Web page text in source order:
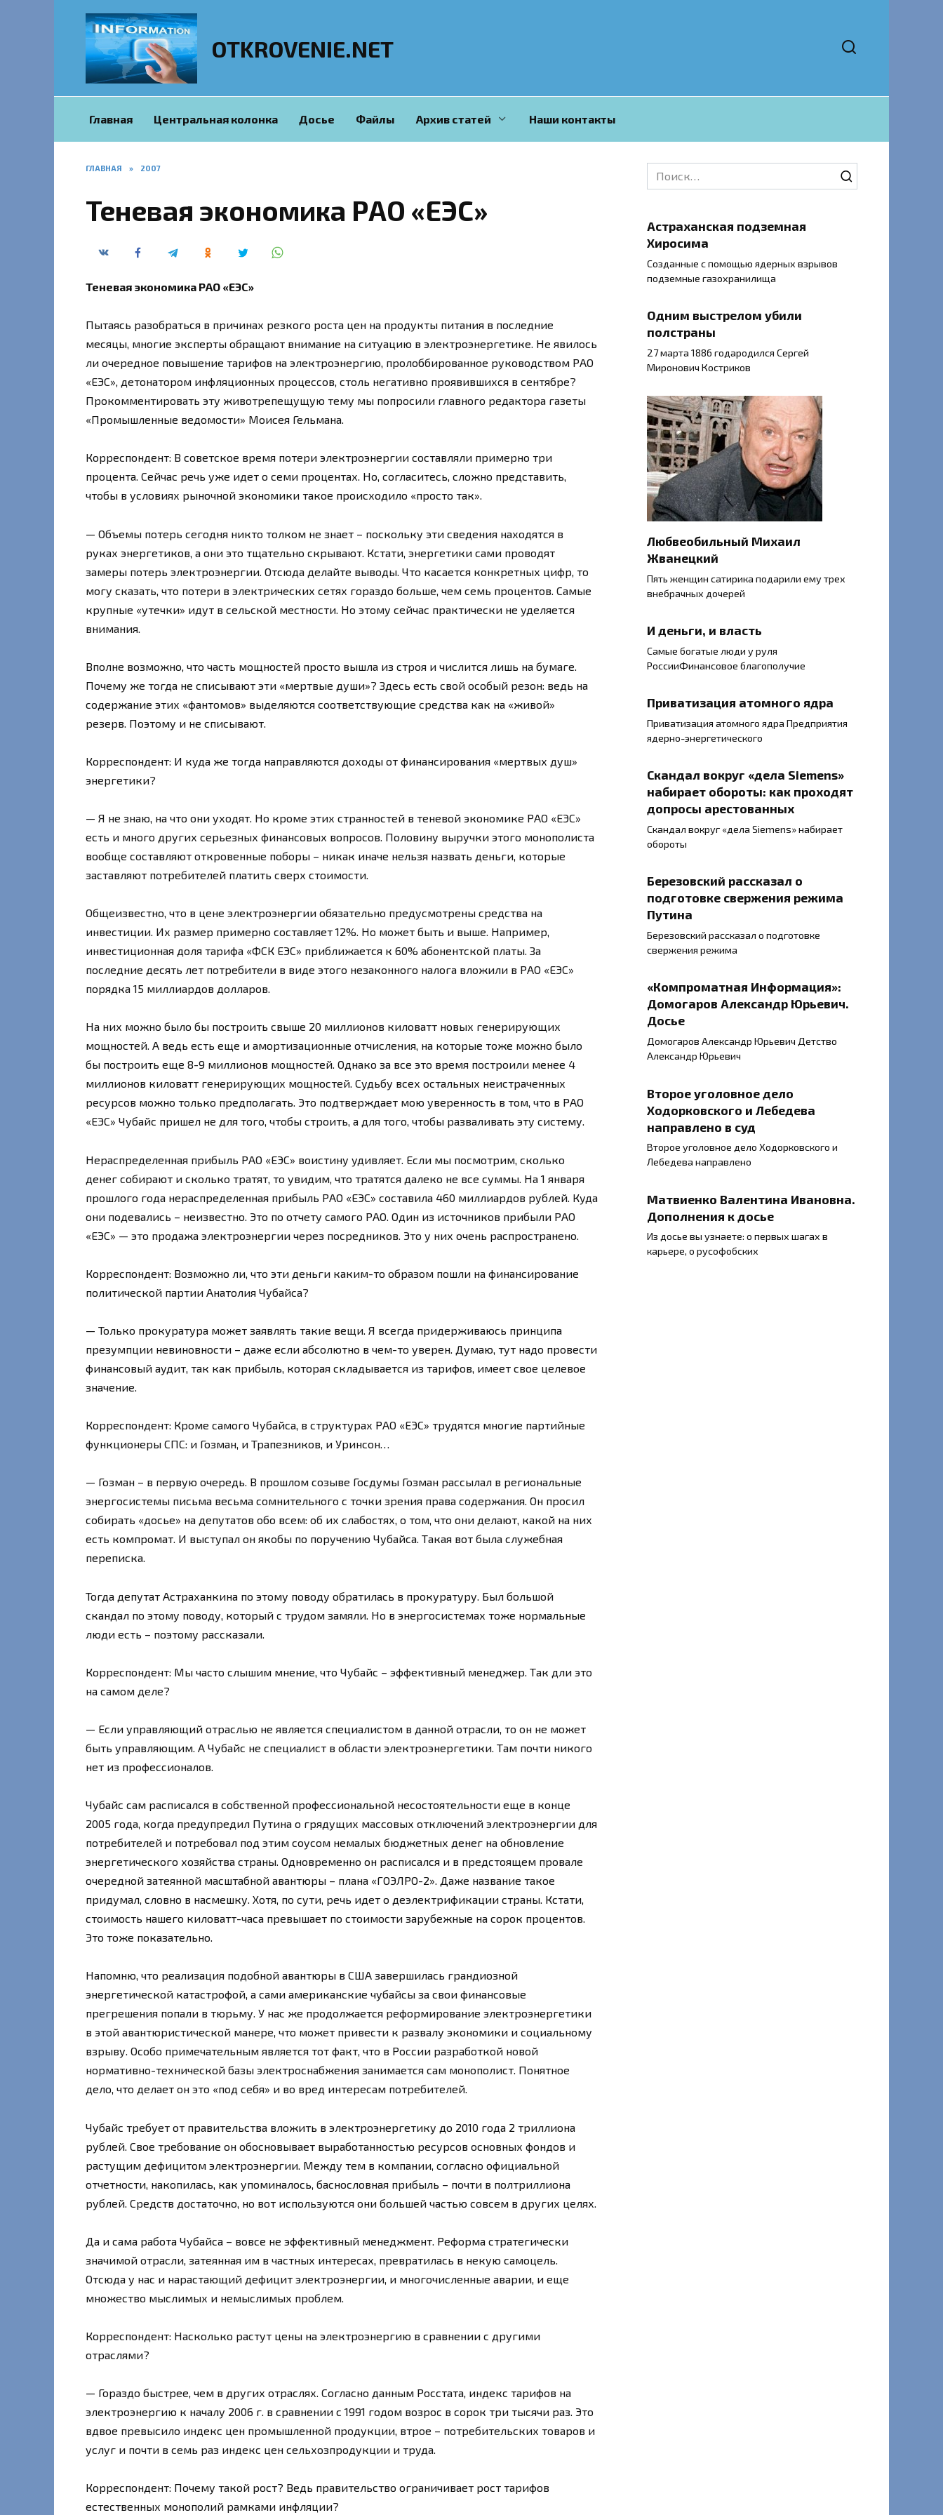
OTKROVENIE.NET
Главная Центральная колонка Досье Файлы Архив статей Наши контакты
ГЛАВНАЯ » 2007
Теневая экономика РАО «ЕЭС»
Теневая экономика РАО «ЕЭС»
Пытаясь разобраться в причинах резкого роста цен на продукты питания в последние
месяцы, многие эксперты обращают внимание на ситуацию в электроэнергетике. Не явилось
ли очередное повышение тарифов на электроэнергию, пролоббированное руководством РАО
«ЕЭС», детонатором инфляционных процессов, столь негативно проявившихся в сентябре?
Прокомментировать эту животрепещущую тему мы попросили главного редактора газеты
«Промышленные ведомости» Моисея Гельмана.
Корреспондент: В советское время потери электроэнергии составляли примерно три
процента. Сейчас речь уже идет о семи процентах. Но, согласитесь, сложно представить,
чтобы в условиях рыночной экономики такое происходило «просто так».
— Объемы потерь сегодня никто толком не знает – поскольку эти сведения находятся в
руках энергетиков, а они это тщательно скрывают. Кстати, энергетики сами проводят
замеры потерь электроэнергии. Отсюда делайте выводы. Что касается конкретных цифр, то
могу сказать, что потери в электрических сетях гораздо больше, чем семь процентов. Самые
крупные «утечки» идут в сельской местности. Но этому сейчас практически не уделяется
внимания.
Вполне возможно, что часть мощностей просто вышла из строя и числится лишь на бумаге.
Почему же тогда не списывают эти «мертвые души»? Здесь есть свой особый резон: ведь на
содержание этих «фантомов» выделяются соответствующие средства как на «живой»
резерв. Поэтому и не списывают.
Корреспондент: И куда же тогда направляются доходы от финансирования «мертвых душ»
энергетики?
— Я не знаю, на что они уходят. Но кроме этих странностей в теневой экономике РАО «ЕЭС»
есть и много других серьезных финансовых вопросов. Половину выручки этого монополиста
вообще составляют откровенные поборы – никак иначе нельзя назвать деньги, которые
заставляют потребителей платить сверх стоимости.
Общеизвестно, что в цене электроэнергии обязательно предусмотрены средства на
инвестиции. Их размер примерно составляет 12%. Но может быть и выше. Например,
инвестиционная доля тарифа «ФСК ЕЭС» приближается к 60% абонентской платы. За
последние десять лет потребители в виде этого незаконного налога вложили в РАО «ЕЭС»
порядка 15 миллиардов долларов.
На них можно было бы построить свыше 20 миллионов киловатт новых генерирующих
мощностей. А ведь есть еще и амортизационные отчисления, на которые тоже можно было
бы построить еще 8-9 миллионов мощностей. Однако за все это время построили менее 4
миллионов киловатт генерирующих мощностей. Судьбу всех остальных неистраченных
ресурсов можно только предполагать. Это подтверждает мою уверенность в том, что в РАО
«ЕЭС» Чубайс пришел не для того, чтобы строить, а для того, чтобы разваливать эту систему.
Нераспределенная прибыль РАО «ЕЭС» воистину удивляет. Если мы посмотрим, сколько
денег собирают и сколько тратят, то увидим, что тратятся далеко не все суммы. На 1 января
прошлого года нераспределенная прибыль РАО «ЕЭС» составила 460 миллиардов рублей. Куда
они подевались – неизвестно. Это по отчету самого РАО. Один из источников прибыли РАО
«ЕЭС» — это продажа электроэнергии через посредников. Это у них очень распространено.
Корреспондент: Возможно ли, что эти деньги каким-то образом пошли на финансирование
политической партии Анатолия Чубайса?
— Только прокуратура может заявлять такие вещи. Я всегда придерживаюсь принципа
презумпции невиновности – даже если абсолютно в чем-то уверен. Думаю, тут надо провести
финансовый аудит, так как прибыль, которая складывается из тарифов, имеет свое целевое
значение.
Корреспондент: Кроме самого Чубайса, в структурах РАО «ЕЭС» трудятся многие партийные
функционеры СПС: и Гозман, и Трапезников, и Уринсон…
— Гозман – в первую очередь. В прошлом созыве Госдумы Гозман рассылал в региональные
энергосистемы письма весьма сомнительного с точки зрения права содержания. Он просил
собирать «досье» на депутатов обо всем: об их слабостях, о том, что они делают, какой на них
есть компромат. И выступал он якобы по поручению Чубайса. Такая вот была служебная
переписка.
Тогда депутат Астраханкина по этому поводу обратилась в прокуратуру. Был большой
скандал по этому поводу, который с трудом замяли. Но в энергосистемах тоже нормальные
люди есть – поэтому рассказали.
Корреспондент: Мы часто слышим мнение, что Чубайс – эффективный менеджер. Так дли это
на самом деле?
— Если управляющий отраслью не является специалистом в данной отрасли, то он не может
быть управляющим. А Чубайс не специалист в области электроэнергетики. Там почти никого
нет из профессионалов.
Чубайс сам расписался в собственной профессиональной несостоятельности еще в конце
2005 года, когда предупредил Путина о грядущих массовых отключений электроэнергии для
потребителей и потребовал под этим соусом немалых бюджетных денег на обновление
энергетического хозяйства страны. Одновременно он расписался и в предстоящем провале
очередной затеянной масштабной авантюры – плана «ГОЭЛРО-2». Даже название такое
придумал, словно в насмешку. Хотя, по сути, речь идет о деэлектрификации страны. Кстати,
стоимость нашего киловатт-часа превышает по стоимости зарубежные на сорок процентов.
Это тоже показательно.
Напомню, что реализация подобной авантюры в США завершилась грандиозной
энергетической катастрофой, а сами американские чубайсы за свои финансовые
прегрешения попали в тюрьму. У нас же продолжается реформирование электроэнергетики
в этой авантюристической манере, что может привести к развалу экономики и социальному
взрыву. Особо примечательным является тот факт, что в России разработкой новой
нормативно-технической базы электроснабжения занимается сам монополист. Понятное
дело, что делает он это «под себя» и во вред интересам потребителей.
Чубайс требует от правительства вложить в электроэнергетику до 2010 года 2 триллиона
рублей. Свое требование он обосновывает выработанностью ресурсов основных фондов и
растущим дефицитом электроэнергии. Между тем в компании, согласно официальной
отчетности, накопилась, как упоминалось, баснословная прибыль – почти в полтриллиона
рублей. Средств достаточно, но вот используются они большей частью совсем в других целях.
Да и сама работа Чубайса – вовсе не эффективный менеджмент. Реформа стратегически
значимой отрасли, затеянная им в частных интересах, превратилась в некую самоцель.
Отсюда у нас и нарастающий дефицит электроэнергии, и многочисленные аварии, и еще
множество мыслимых и немыслимых проблем.
Корреспондент: Насколько растут цены на электроэнергию в сравнении с другими
отраслями?
— Гораздо быстрее, чем в других отраслях. Согласно данным Росстата, индекс тарифов на
электроэнергию к началу 2006 г. в сравнении с 1991 годом возрос в сорок три тысячи раз. Это
вдвое превысило индекс цен промышленной продукции, втрое – потребительских товаров и
услуг и почти в семь раз индекс цен сельхозпродукции и труда.
Корреспондент: Почему такой рост? Ведь правительство ограничивает рост тарифов
естественных монополий рамками инфляции?
Search
for:
Астраханская подземная
Хиросима
Созданные с помощью ядерных взрывов
подземные газохранилища
Одним выстрелом убили
полстраны
27 марта 1886 годародился Сергей
Миронович Костриков
Любвеобильный Михаил
Жванецкий
Пять женщин сатирика подарили ему трех
внебрачных дочерей
И деньги, и власть
Самые богатые люди у руля
РоссииФинансовое благополучие
Приватизация атомного ядра
Приватизация атомного ядра Предприятия
ядерно-энергетического
Скандал вокруг «дела Siemens»
набирает обороты: как проходят
допросы арестованных
Скандал вокруг «дела Siemens» набирает
обороты
Березовский рассказал о
подготовке свержения режима
Путина
Березовский рассказал о подготовке
свержения режима
«Компроматная Информация»:
Домогаров Александр Юрьевич.
Досье
Домогаров Александр Юрьевич Детство
Александр Юрьевич
Второе уголовное дело
Ходорковского и Лебедева
направлено в суд
Второе уголовное дело Ходорковского и
Лебедева направлено
Матвиенко Валентина Ивановна.
Дополнения к досье
Из досье вы узнаете: о первых шагах в
карьере, о русофобских